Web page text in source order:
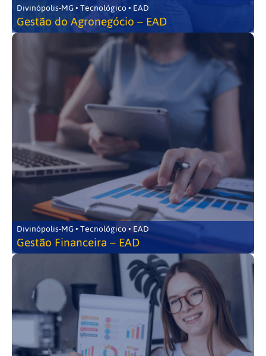
Divinópolis-MG • Tecnológico • EAD
Gestão do Agronegócio – EAD
Divinópolis-MG • Tecnológico • EAD
Gestão Financeira – EAD